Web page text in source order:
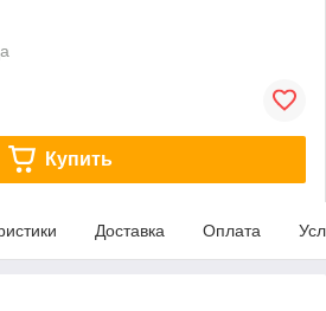
Купить
Доставка Оплата